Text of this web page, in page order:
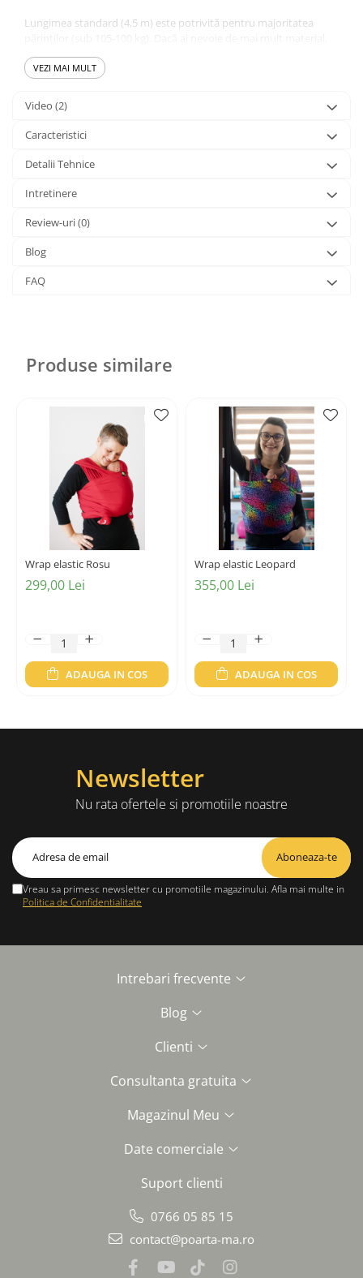
Lungimea standard (4,5 m) este potrivită pentru majoritatea
poți alege varianta XXL (5 m)
VEZI MAI MULT
Video (2)
Caracteristici
Detalii Tehnice
Intretinere
Review-uri(0)
Blog
FAQ
Produse similare
Wrap elastic Rosu
299,00 Lei
ADAUGA IN COS
Wrap elastic Leopard
355,00 Lei
ADAUGA IN COS
Newsletter
Nu rata ofertele si promotiile noastre
Vreau sa primesc newsletter cu promotiile magazinului. Afla mai multe in
Politica de Confidentialitate
Intrebari frecvente
Blog
Clienti
Consultanta gratuita
Magazinul Meu
Date comerciale
Suport clienti
0766 05 85 15
contact@poarta-ma.ro